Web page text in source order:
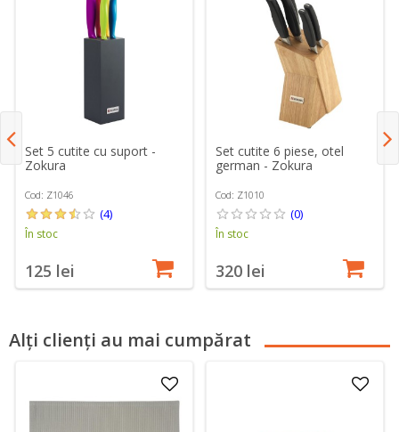
Set 5 cutite cu suport -
Zokura
Cod: Z1046
(4)
În stoc
125 lei
Set cutite 6 piese, otel
german - Zokura
Cod: Z1010
(0)
În stoc
320 lei
Alți clienți au mai cumpărat